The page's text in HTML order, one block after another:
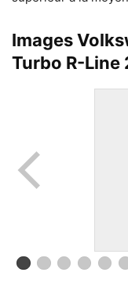
Images
Turbo R-Line